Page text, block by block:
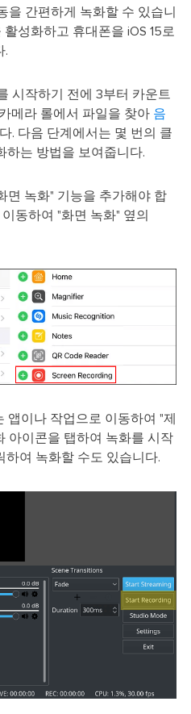
을 간편하게 녹화할 수 있습니
성화하고 휴대폰을 iOS 15로
.
시작하기 전에 3부터 카운트
메라 롤에서 파일을 찾아 음
. 다음 단계에서는 몇 번의 클
하는 방법을 보여줍니다.
면 녹화" 기능을 추가해야 합
동하여 "화면 녹화" 옆의
이나 작업으로 이동하여 "제
아이콘을 탭하여 녹화를 시작
하여 녹화할 수도 있습니다.